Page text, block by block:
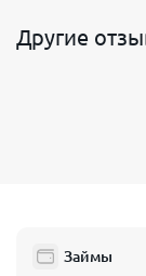
Другие
Займы